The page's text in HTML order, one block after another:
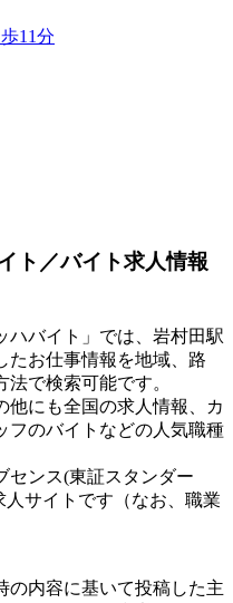
11分
ト／バイト求人情報
ハバイト」では、岩村田駅
たお仕事情報を地域、路
で検索可能です。
他にも全国の求人情報、カ
フのバイトなどの人気職種
センス(東証スタンダー
人サイトです（なお、職業
内容に基いて投稿した主